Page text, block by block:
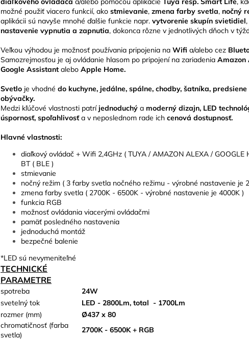
možné použiť viacero funkcií, ako stmievanie, zmena farby svetla, nočný
aplikácii sú navyše mnohé ďalšie funkcie napr. vytvorenie skupín svietidiel,
nastavenie vypnutia a zapnutia, dokonca rôzne v jednotlivých dňoch v
Veľkou výhodou je možnosť používania pripojenia na Wifi a/alebo cez
Samozrejmosťou je aj ovládanie hlasom po pripojení na zariadenia Amazon
Google Assistant alebo Apple Home.
Svetlo je vhodné do kuchyne, jedálne, spálne, chodby, šatníka, predsiene
obývačky.
Medzi kľúčové vlastnosti patríjednoduchý a moderný dizajn, LED
úspornosť, spoľahlivosť a v neposlednom rade ich cenová dostupnosť.
Hlavné vlastnosti:
diaľkový ovládač + Wifi 2,4GHz ( TUYA / AMAZON ALEXA / GOOGLE
BT ( BLE )
stmievanie
nočný režim ( 3 farby svetla nočného režimu - výrobné nastavenie je
zmena farby svetla ( 2700K - 6500K - výrobné nastavenie je 4000K )
funkcia RGB
možnosť ovládania viacerými ovládačmi
pamäť posledného nastavenia
jednoduchá montáž
bezpečné balenie
*LED sú nevymeniteľné
TECHNICKÉ
PARAMETRE
spotreba
24W
svetelný tok
LED - 2800Lm, total - 1700Lm
rozmer (mm)
Ø437 x 80
chromatičnosť (farba
svetla)
2700K - 6500K + RGB